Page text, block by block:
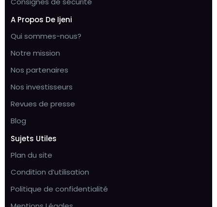
A Propos De Ijeni
Qui sommes-nous?
Notre mission
Nos partenaires
Nos investisseurs
Revues de presse
Blog
Sujets Utiles
Plan du site
Condition d’utilisation
Politique de confidentialité